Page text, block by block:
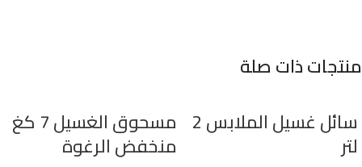
منتجات ذات صلة
سائل غسيل الملابس 2
لتر
مسحوق الغسيل 7 كغ
منخفض الرغوة